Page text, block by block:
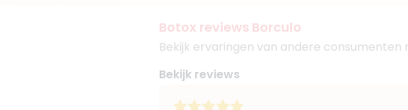
Botox reviews Borculo
Bekijk ervaringen van andere
Bekijk reviews